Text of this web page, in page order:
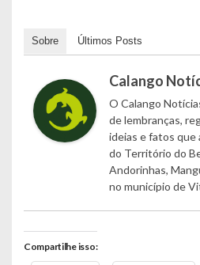
Sobre Últimos Posts
Calango
O Calango
de lembranças,
ideias e fatos que
do Território do
Andorinhas,
no município de
Compartilhe isso: